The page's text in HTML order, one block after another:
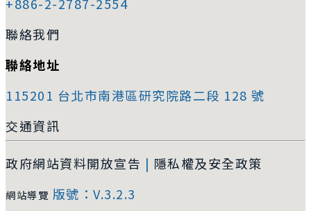
+886-2-2787-2554
聯絡我們
聯絡地址
115201 台北市南港區研究院路二段 128 號
交通資訊
政府網站資料開放宣告 | 隱私權及安全政策
網站導覽 版號：V.3.2.3